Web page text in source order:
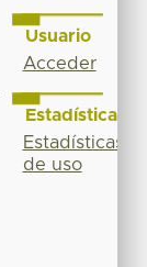
Usuario
Acceder
Estadísticas
Estadísticas
de uso